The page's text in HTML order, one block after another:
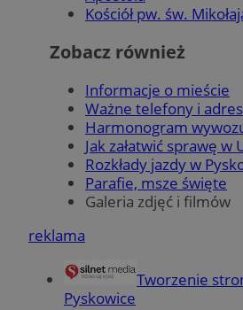
Kościół pw. św.
Zobacz również
Informacje o mieście
Ważne telefony i
Harmonogram
Jak załatwić sprawę w
Rozkłady jazdy w
Parafie, msze święte
Galeria zdjęć i filmów
reklama
Tworzenie
Pyskowice